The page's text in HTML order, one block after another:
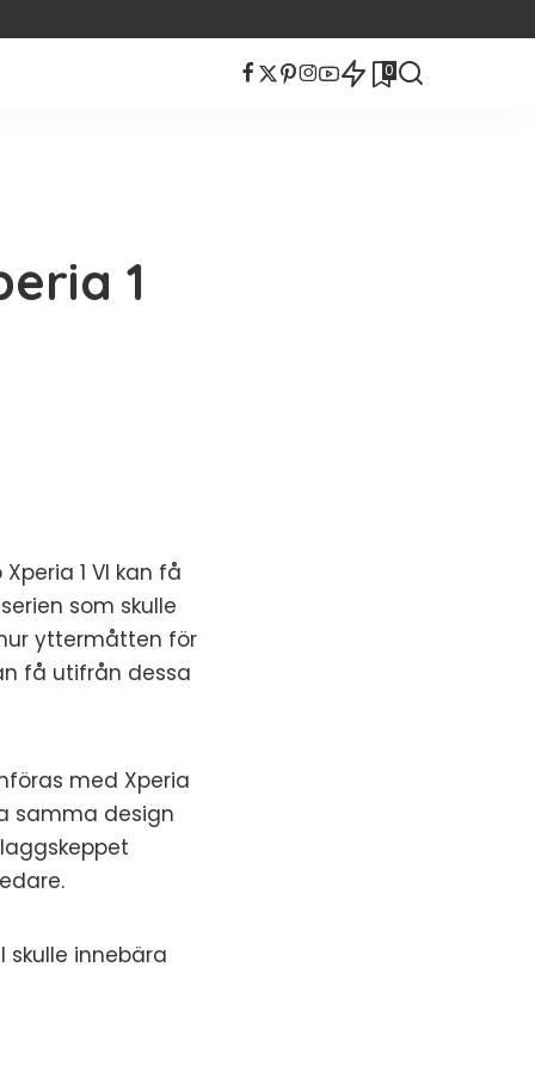
0
1
1 VI kan få
som skulle
yttermåtten för
få utifrån dessa
med Xperia
samma design
skulle innebära